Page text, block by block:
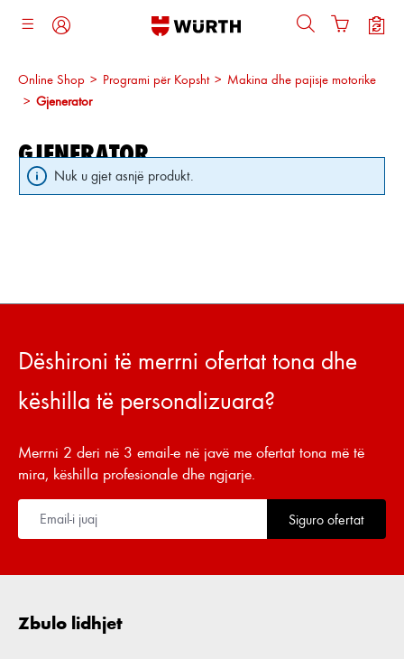
kryesore
Online Shop > Programi për Kopsht > Makina dhe pajisje motorike
> Gjenerator
GJENERATOR
Nuk u gjet asnjë produkt.
Dëshironi të merrni ofertat tona dhe
këshilla të personalizuara?
Merrni 2 deri në 3 email-e në javë me ofertat tona më të
mira, këshilla profesionale dhe ngjarje.
Siguro ofertat
Zbulo lidhjet